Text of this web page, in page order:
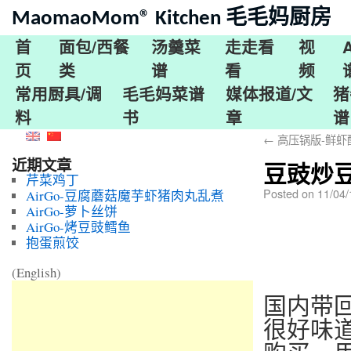
MaomaoMom® Kitchen 毛毛妈厨房
首
页
面包/西餐
类
汤羹菜
谱
走走看
看
视
频
常用厨具/调
料
毛毛妈菜谱
书
媒体报道/文
章
谱
← 高压锅版-鲜
豆豉炒
Posted on 11/
国内带
很好味
近期文章
芹菜鸡丁
AirGo-豆腐蘑菇魔芋虾猪肉丸乱煮
AirGo-萝卜丝饼
AirGo-烤豆豉鳕鱼
抱蛋煎饺
(English)